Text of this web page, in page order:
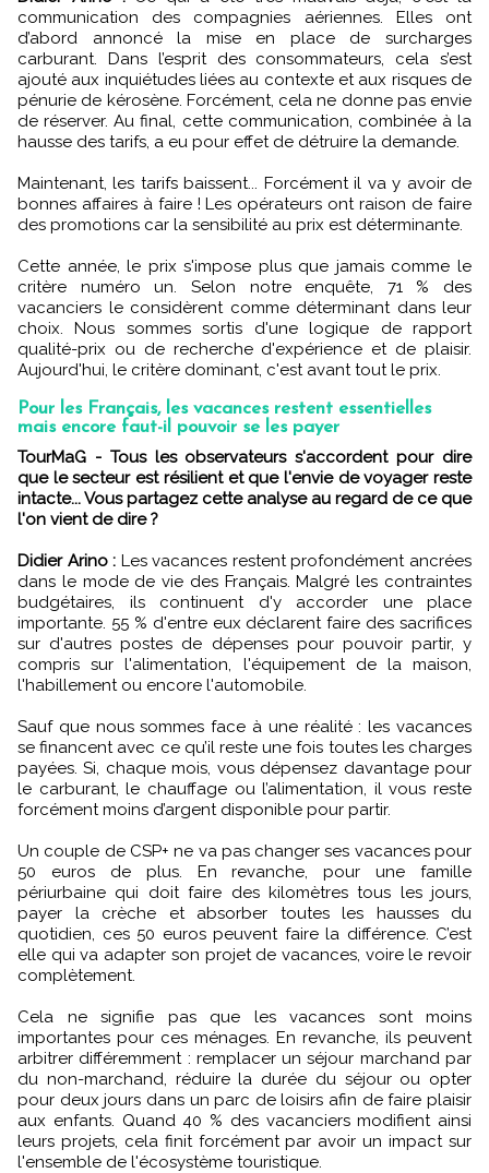
communication des compagnies aériennes. Elles ont
d’abord annoncé la mise en place de surcharges
carburant. Dans l’esprit des consommateurs, cela s’est
ajouté aux inquiétudes liées au contexte et aux risques de
pénurie de kérosène. Forcément, cela ne donne pas envie
de réserver. Au final, cette communication, combinée à la
hausse des tarifs, a eu pour effet de détruire la demande.
Maintenant, les tarifs baissent... Forcément il va y avoir de
bonnes affaires à faire ! Les opérateurs ont raison de faire
des promotions car la sensibilité au prix est déterminante.
Cette année, le prix s'impose plus que jamais comme le
critère numéro un. Selon notre enquête, 71 % des
vacanciers le considèrent comme déterminant dans leur
choix. Nous sommes sortis d'une logique de rapport
qualité-prix ou de recherche d'expérience et de plaisir.
Aujourd'hui, le critère dominant, c'est avant tout le prix.
Pour les Français, les vacances restent essentielles
mais encore faut-il pouvoir se les payer
TourMaG - Tous les observateurs s'accordent pour dire
que le secteur est résilient et que l'envie de voyager reste
intacte... Vous partagez cette analyse au regard de ce que
l'on vient de dire ?
Didier Arino : Les vacances restent profondément ancrées
dans le mode de vie des Français. Malgré les contraintes
budgétaires, ils continuent d'y accorder une place
importante. 55 % d'entre eux déclarent faire des sacrifices
sur d'autres postes de dépenses pour pouvoir partir, y
compris sur l'alimentation, l'équipement de la maison,
l'habillement ou encore l'automobile.
Sauf que nous sommes face à une réalité : les vacances
se financent avec ce qu’il reste une fois toutes les charges
payées. Si, chaque mois, vous dépensez davantage pour
le carburant, le chauffage ou l’alimentation, il vous reste
forcément moins d’argent disponible pour partir.
Un couple de CSP+ ne va pas changer ses vacances pour
50 euros de plus. En revanche, pour une famille
périurbaine qui doit faire des kilomètres tous les jours,
payer la crèche et absorber toutes les hausses du
quotidien, ces 50 euros peuvent faire la différence. C’est
elle qui va adapter son projet de vacances, voire le revoir
complètement.
Cela ne signifie pas que les vacances sont moins
importantes pour ces ménages. En revanche, ils peuvent
arbitrer différemment : remplacer un séjour marchand par
du non-marchand, réduire la durée du séjour ou opter
pour deux jours dans un parc de loisirs afin de faire plaisir
aux enfants. Quand 40 % des vacanciers modifient ainsi
leurs projets, cela finit forcément par avoir un impact sur
l'ensemble de l'écosystème touristique.